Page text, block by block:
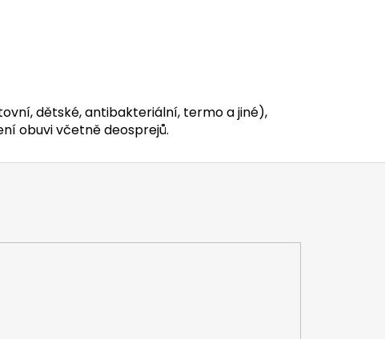
dětské, antibakteriální, termo a jiné),
obuvi včetně deosprejů.